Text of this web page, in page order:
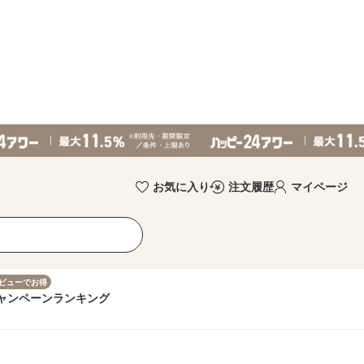
お気に入り 注文履歴 マイページ
ューでお得
ンペーンランキング